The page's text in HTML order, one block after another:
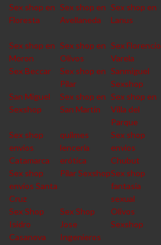
Sex shop en
Floresta
Sex shop en
Avellaneda
Sex shop en
Lanus
Sex shop en
Moron
Sex shop en
Olivos
Sex Florencio
Varela
Sex Beccar
Sex shop en
Pilar
Sanmiguel
Sexshop
San Miguel
Sexshop
Sex shop en
San Martin
Sex shop en
Villa del
Parque
Sex shop
envios
Catamarca
quilmes
lencería
erótica
Sex shop
envios
Chubut
Sex shop
envios Santa
Cruz
Pilar SexshopSex shop
fantasia
sexual
Sex Shop
Isidro
Casanova
Sex Shop
Jose
Ingenieros
Olivos
Sexshop